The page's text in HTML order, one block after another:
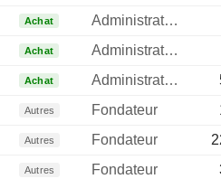
Achat
Administrateur
Achat
Administrateur
Achat Administrateur
Autres Fondateur
Autres Fondateur
Autres Fondateur